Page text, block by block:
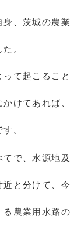
、茨城の農業
。
て起こること
けてあれば、
。
で、水源地及
と分けて、今
る農業用水路の